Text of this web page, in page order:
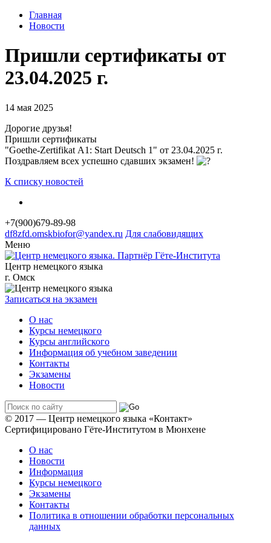
Главная
Новости
Пришли сертификаты от
23.04.2025 г.
14 мая 2025
Дорогие друзья!
Пришли сертификаты
"Goethe-Zertifikat А1: Start Deutsch 1" от 23.04.2025 г.
Поздравляем всех успешно сдавших экзамен!
К списку новостей
+7(900)679-89-98
df8zfd.omskbiofor@yandex.ru Для слабовидящих
Меню
Центр немецкого языка
г. Омск
Записаться на экзамен
О нас
Курсы немецкого
Курсы английского
Информация об учебном заведении
Контакты
Экзамены
Новости
© 2017 — Центр немецкого языка «Контакт»
Сертифицировано Гёте-Институтом в Мюнхене
О нас
Новости
Информация
Курсы немецкого
Экзамены
Контакты
Политика в отношении обработки персональных
данных